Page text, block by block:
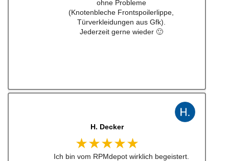
J. B
★★★★★
Kann man zu 100% empfehlen. Habe einen